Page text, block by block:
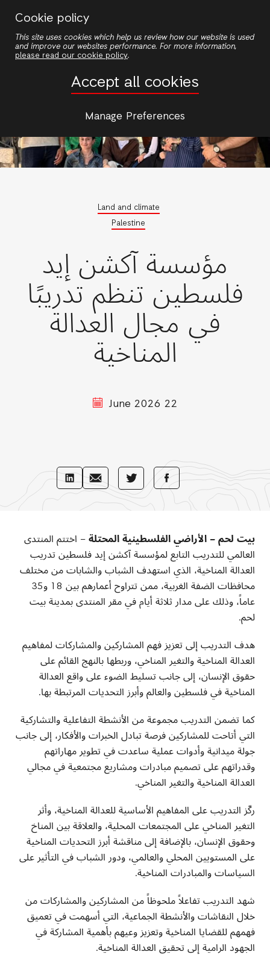
Cookie policy
This site uses cookies which help us review how our website is used
and improve our websites performance. For more information,
please read our cookie policy.
Accept all cookies
Manage Preferences
main
Land and climate
Palestine
مؤسسة آكشن إيد
فلسطين تنظم تدريبًا
في مجال العدالة
المناخية
22 June 2026
Share
with
Share
with
Share
with
Mail
Share
with
بيت لحم – الأراضي الفلسطينية المحتلة – اختتم المنتدى
العالمي للتدريب التابع لمؤسسة آكشن إيد فلسطين تدريب
العدالة المناخية، الذي استهدف الشباب والشابات من مختلف
محافظات الضفة الغربية، ممن تتراوح أعمارهم بين 18 و35
عاماً، وذلك على مدار ثلاثة أيام في مقر المنتدى بمدينة بيت
لحم.
هدف التدريب إلى تعزيز فهم المشاركين والمشاركات لمفاهيم
العدالة المناخية والتغير المناخي، وربطها بالنهج القائم على
حقوق الإنسان، إلى جانب تسليط الضوء على واقع العدالة
المناخية في فلسطين والعالم وأبرز التحديات المرتبطة بها.
كما تضمن التدريب مجموعة من الأنشطة التفاعلية والتشاركية
التي أتاحت للمشاركين فرصة تبادل الخبرات والأفكار، إلى جانب
جولة ميدانية وأدوات عملية ساعدت في تطوير مهاراتهم
وقدراتهم على تصميم مبادرات ومشاريع مجتمعية في مجالي
العدالة المناخية والتغير المناخي.
ركّز التدريب على المفاهيم الأساسية للعدالة المناخية، وأثر
التغير المناخي على المجتمعات المحلية، والعلاقة بين المناخ
وحقوق الإنسان، بالإضافة إلى مناقشة أبرز التحديات المناخية
على المستويين المحلي والعالمي، ودور الشباب في التأثير على
السياسات والمبادرات المناخية.
شهد التدريب تفاعلاً ملحوظاً من المشاركين والمشاركات من
خلال النقاشات والأنشطة الجماعية، التي أسهمت في تعميق
فهمهم للقضايا المناخية وتعزيز وعيهم بأهمية المشاركة في
الجهود الرامية إلى تحقيق العدالة المناخية.